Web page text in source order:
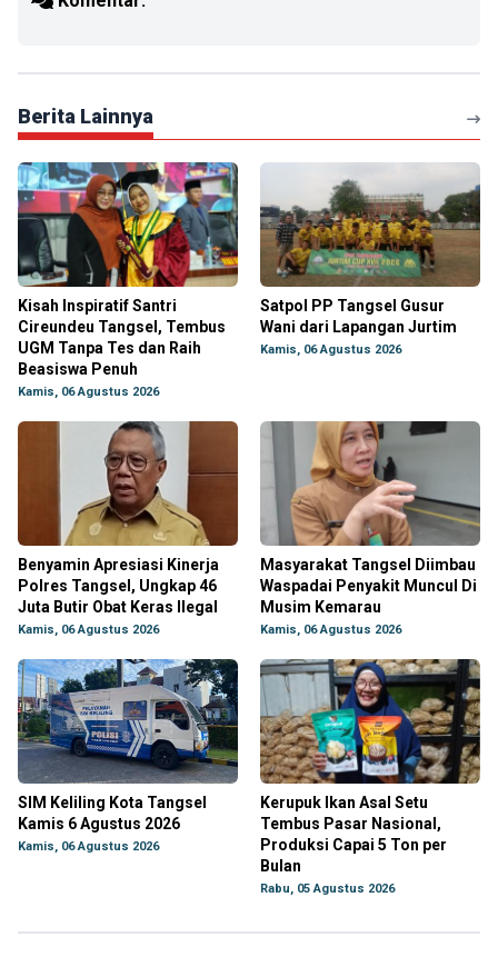
Berita Lainnya
Kisah Inspiratif Santri
Cireundeu Tangsel, Tembus
UGM Tanpa Tes dan Raih
Beasiswa Penuh
Kamis, 06 Agustus 2026
Satpol PP Tangsel Gusur
Wani dari Lapangan Jurtim
Kamis, 06 Agustus 2026
Benyamin Apresiasi Kinerja
Polres Tangsel, Ungkap 46
Juta Butir Obat Keras Ilegal
Kamis, 06 Agustus 2026
Masyarakat Tangsel Diimbau
Waspadai Penyakit Muncul Di
Musim Kemarau
Kamis, 06 Agustus 2026
SIM Keliling Kota Tangsel
Kamis 6 Agustus 2026
Kamis, 06 Agustus 2026
Kerupuk Ikan Asal Setu
Tembus Pasar Nasional,
Produksi Capai 5 Ton per
Bulan
Rabu, 05 Agustus 2026